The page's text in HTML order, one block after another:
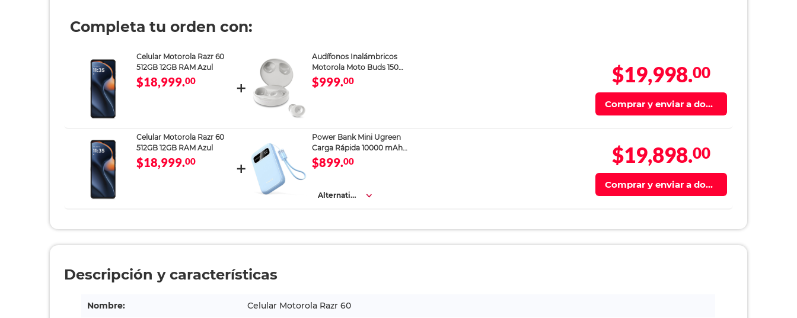
Completa tu orden con:
Celular Motorola Razr 60
512GB 12GB RAM Azul
$18,999.00
Audífonos Inalámbricos
Motorola Moto Buds 150
Blancos
$999.00 $19,998.00
Comprar y enviar a domi
Celular Motorola Razr 60
512GB 12GB RAM Azul
$18,999.00
Power Bank Mini Ugreen
Carga Rápida 10000 mAh
Azul
$899.00
Alternativa
$19,898.00
Comprar y enviar a domi
Descripción y características
Nombre: Celular Motorola Razr 60